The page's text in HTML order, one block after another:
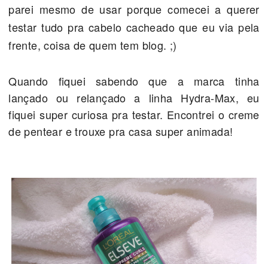
parei mesmo de usar porque comecei a querer
testar tudo pra cabelo cacheado que eu via pela
frente, coisa de quem tem blog. ;)
Quando fiquei sabendo que a marca tinha
lançado ou relançado a linha Hydra-Max, eu
fiquei super curiosa pra testar. Encontrei o creme
de pentear e trouxe pra casa super animada!